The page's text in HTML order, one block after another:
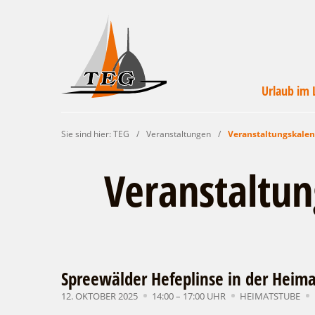
Urlaub im
Urlaub
Leichhardt Land
finden
Sie sind hier:TEG / Veranstaltungen /
Spreewälder Hefeplinse in der
12. OKTOBER 2025 14:00 – 17:00 UHR HEIMATSTUBE